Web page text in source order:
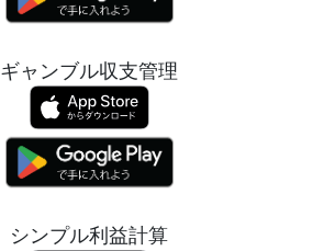
ギャンブル収支管理
シンプル利益計算